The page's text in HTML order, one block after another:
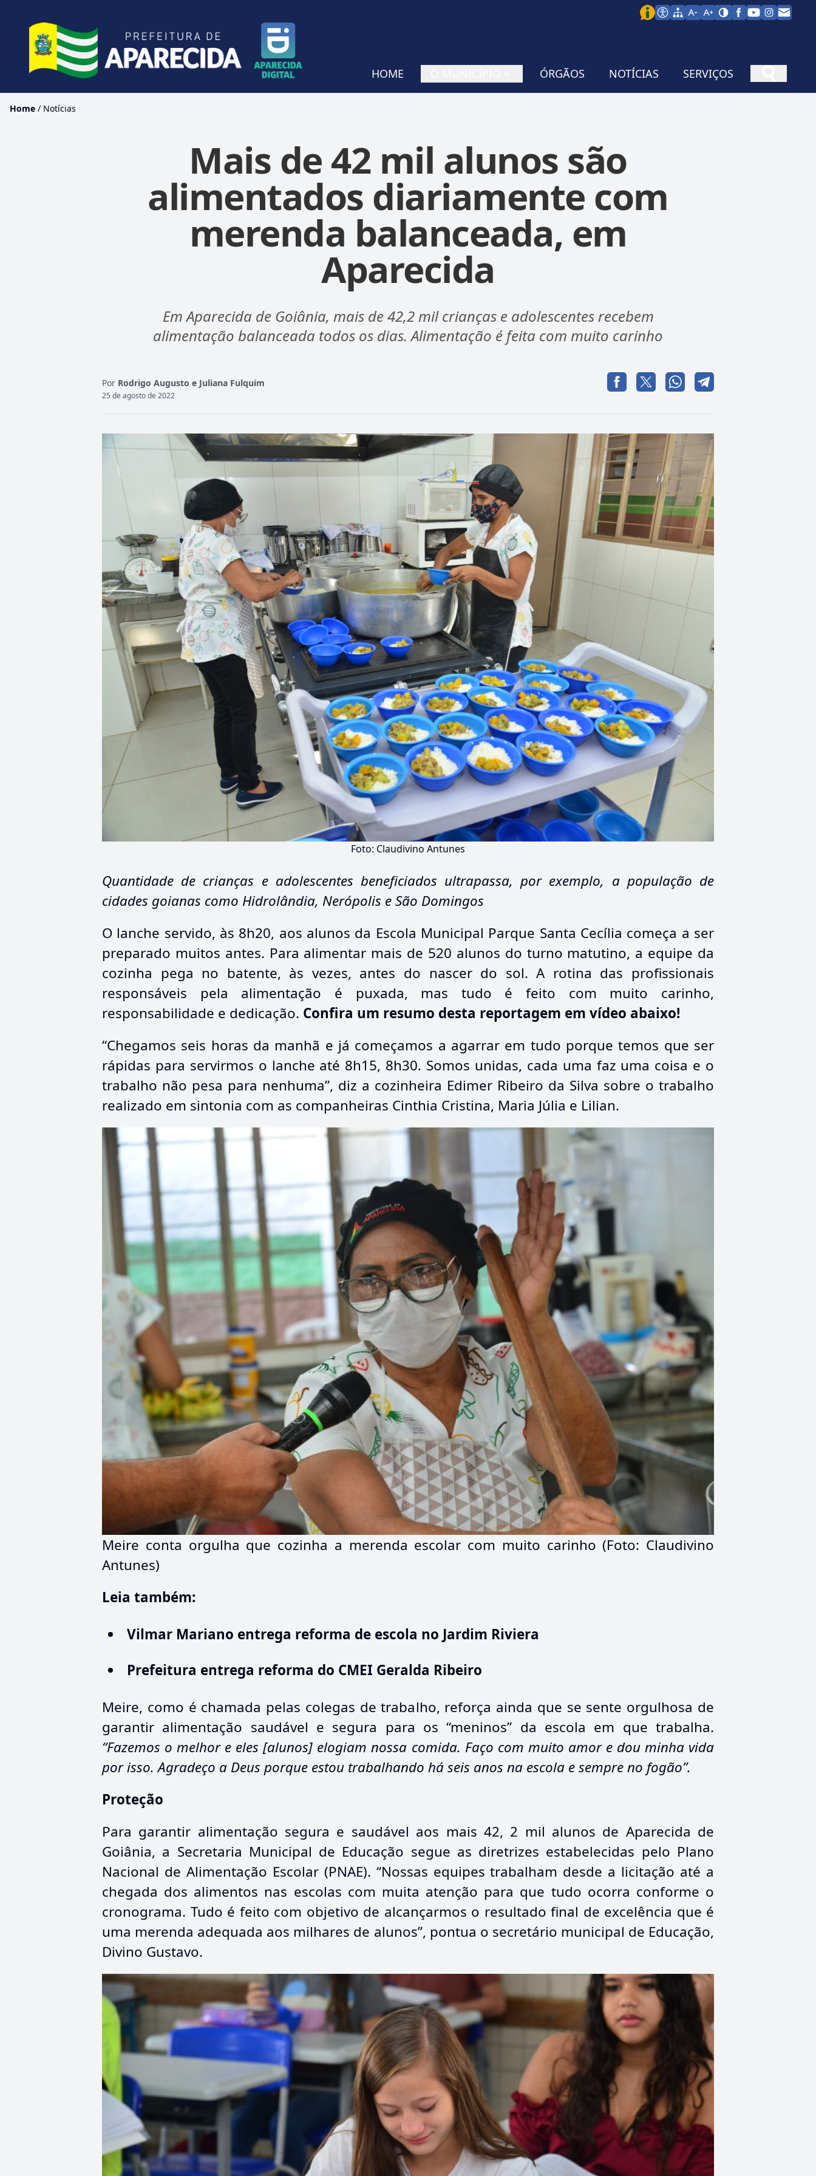
HOME ÓRGÃOS NOTÍCIAS SERVIÇOS
Home / Notícias
Mais de 42 mil alunos são
alimentados diariamente com
merenda balanceada, em
Aparecida
Em Aparecida de Goiânia, mais de 42,2 mil crianças e adolescentes recebem
alimentação balanceada todos os dias. Alimentação é feita com muito carinho
Por Rodrigo Augusto e Juliana Fulquim
25 de agosto de 2022
Foto: Claudivino Antunes
Quantidade de crianças e adolescentes beneficiados ultrapassa, por exemplo, a população de
cidades goianas como Hidrolândia, Nerópolis e São Domingos
O lanche servido, às 8h20, aos alunos da Escola Municipal Parque Santa Cecília começa a ser
preparado muitos antes. Para alimentar mais de 520 alunos do turno matutino, a equipe da
cozinha pega no batente, às vezes, antes do nascer do sol. A rotina das profissionais
responsáveis pela alimentação é puxada, mas tudo é feito com muito carinho,
responsabilidade e dedicação. Confira um resumo desta reportagem em vídeo abaixo!
“Chegamos seis horas da manhã e já começamos a agarrar em tudo porque temos que ser
rápidas para servirmos o lanche até 8h15, 8h30. Somos unidas, cada uma faz uma coisa e o
trabalho não pesa para nenhuma”, diz a cozinheira Edimer Ribeiro da Silva sobre o trabalho
realizado em sintonia com as companheiras Cinthia Cristina, Maria Júlia e Lilian.
Meire conta orgulha que cozinha a merenda escolar com muito carinho (Foto: Claudivino
Antunes)
Leia também:
Vilmar Mariano entrega reforma de escola no Jardim Riviera
Prefeitura entrega reforma do CMEI Geralda Ribeiro
Meire, como é chamada pelas colegas de trabalho, reforça ainda que se sente orgulhosa de
garantir alimentação saudável e segura para os “meninos” da escola em que trabalha.
“Fazemos o melhor e eles [alunos] elogiam nossa comida. Faço com muito amor e dou minha vida
por isso. Agradeço a Deus porque estou trabalhando há seis anos na escola e sempre no fogão”.
Proteção
Para garantir alimentação segura e saudável aos mais 42, 2 mil alunos de Aparecida de
Goiânia, a Secretaria Municipal de Educação segue as diretrizes estabelecidas pelo Plano
Nacional de Alimentação Escolar (PNAE). “Nossas equipes trabalham desde a licitação até a
chegada dos alimentos nas escolas com muita atenção para que tudo ocorra conforme o
cronograma. Tudo é feito com objetivo de alcançarmos o resultado final de excelência que é
uma merenda adequada aos milhares de alunos”, pontua o secretário municipal de Educação,
Divino Gustavo.